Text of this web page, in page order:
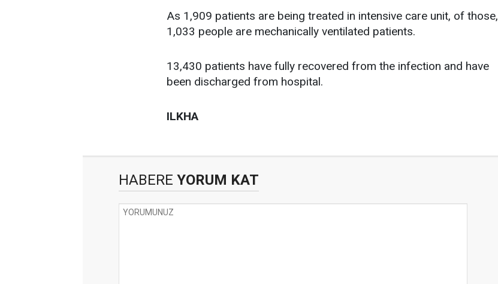
As 1,909 patients are being treated in intensive care unit, of those,
1,033 people are mechanically ventilated patients.
13,430 patients have fully recovered from the infection and have
been discharged from hospital.
ILKHA
HABERE YORUM KAT